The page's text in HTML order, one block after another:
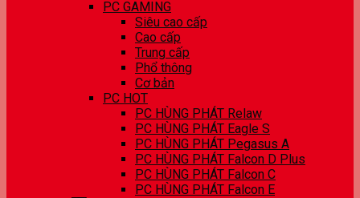
PC GAMING
Siêu cao cấp
Cao cấp
Trung cấp
Phổ thông
Cơ bản
PC HOT
PC HÙNG PHÁT Relaw
PC HÙNG PHÁT Eagle S
PC HÙNG PHÁT Pegasus A
PC HÙNG PHÁT Falcon D Plus
PC HÙNG PHÁT Falcon C
PC HÙNG PHÁT Falcon E